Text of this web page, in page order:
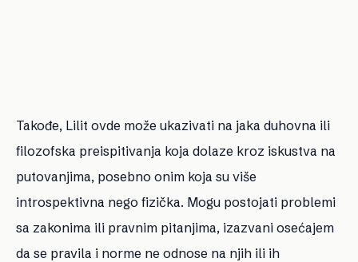
Takođe, Lilit ovde može ukazivati na jaka duhovna ili
filozofska preispitivanja koja dolaze kroz iskustva na
putovanjima, posebno onim koja su više
introspektivna nego fizička. Mogu postojati problemi
sa zakonima ili pravnim pitanjima, izazvani osećajem
da se pravila i norme ne odnose na njih ili ih